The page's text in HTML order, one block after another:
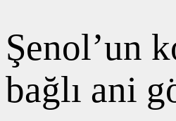
Şenol’un
bağlı ani